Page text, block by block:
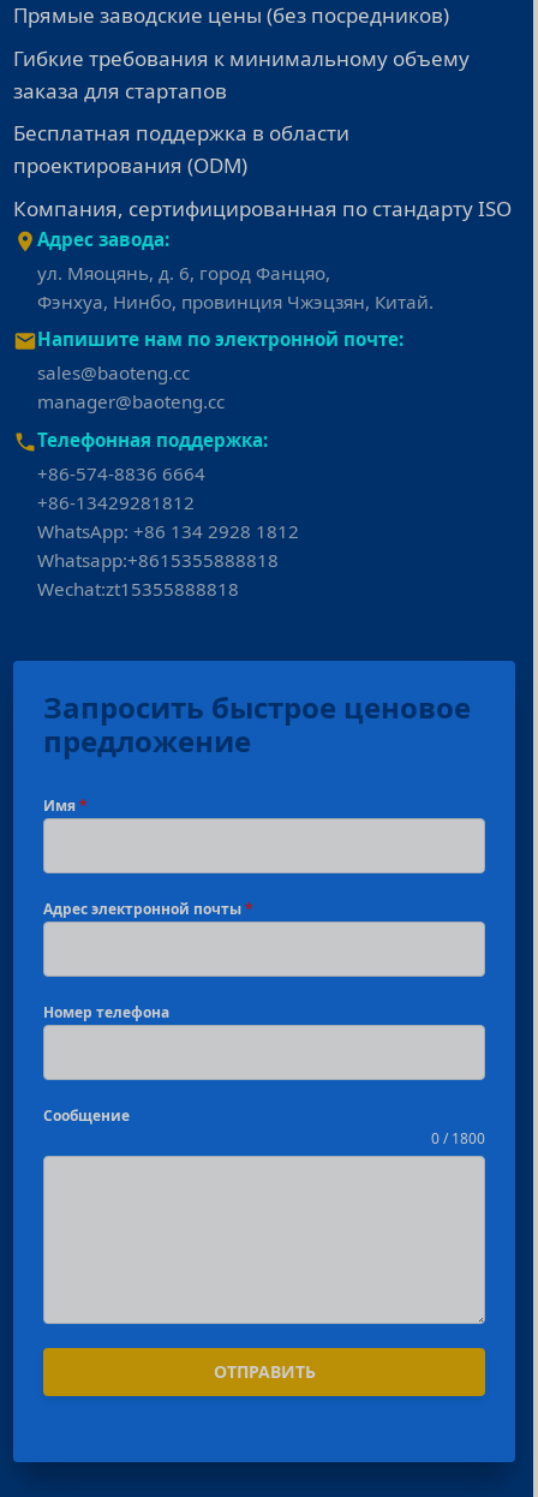
Прямые заводские цены (без посредников)
Гибкие требования к минимальному объему
заказа для стартапов
Бесплатная поддержка в области
проектирования (ODM)
Компания, сертифицированная по стандарту ISO
Адрес завода:
ул. Мяоцянь, д. 6, город Фанцяо,
Фэнхуа, Нинбо, провинция Чжэцзян, Китай.
Напишите нам по электронной почте:
sales@baoteng.cc
manager@baoteng.cc
Телефонная поддержка:
+86-574-8836 6664
+86-13429281812
WhatsApp: +86 134 2928 1812
Whatsapp:+8615355888818
Wechat:zt15355888818
Запросить быстрое ценовое
предложение
Имя*
Адрес электронной почты*
Номер телефона
Сообщение
0 / 1800
ОТПРАВИТЬ